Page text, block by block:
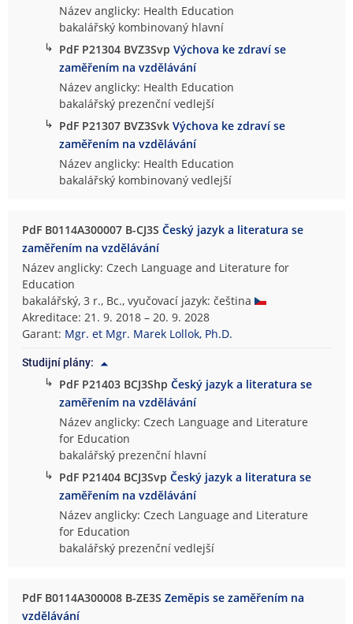
Název anglicky: Health Education
bakalářský kombinovaný hlavní
↳ PdF P21304 BVZ3SvpVýchova ke zdraví se
zaměřením na vzdělávání
Název anglicky: Health Education
bakalářský prezenční vedlejší
↳ PdF P21307 BVZ3SvkVýchova ke zdraví se
zaměřením na vzdělávání
Název anglicky: Health Education
bakalářský kombinovaný vedlejší
PdF B0114A300007 B-CJ3SČeský jazyk a literatura se
zaměřením na vzdělávání
Název anglicky: Czech Language and Literature for
Education
bakalářský, 3 r., Bc., vyučovací jazyk: čeština
Akreditace: 21. 9. 2018 – 20. 9. 2028
Garant: Mgr. et Mgr. Marek Lollok, Ph.D.
Studijní plány:
↳ PdF P21403 BCJ3ShpČeský jazyk a literatura se
zaměřením na vzdělávání
Název anglicky: Czech Language and Literature
for Education
bakalářský prezenční hlavní
↳ PdF P21404 BCJ3SvpČeský jazyk a literatura se
zaměřením na vzdělávání
Název anglicky: Czech Language and Literature
for Education
bakalářský prezenční vedlejší
PdF B0114A300008 B-ZE3SZeměpis se zaměřením na
vzdělávání